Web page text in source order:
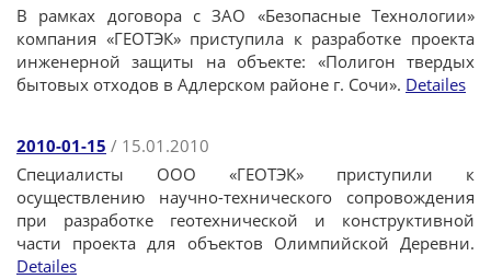
В рамках договора с ЗАО «Безопасные Технологии»
компания «ГЕОТЭК» приступила к разработке проекта
инженерной защиты на объекте: «Полигон твердых
бытовых отходов в Адлерском районе г. Сочи». Detailes
2010-01-15 / 15.01.2010
Специалисты ООО «ГЕОТЭК» приступили к
осуществлению научно-технического сопровождения
при разработке геотехнической и конструктивной
части проекта для объектов Олимпийской Деревни.
Detailes